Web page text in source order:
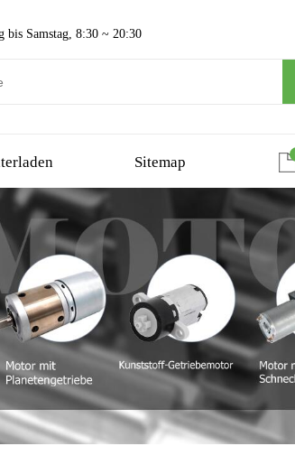
bis Samstag, 8:30 ~ 20:30
Sitemap